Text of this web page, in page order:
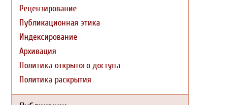
Рецензирование
Публикационная этика
Индексирование
Архивация
Политика открытого доступа
Политика раскрытия